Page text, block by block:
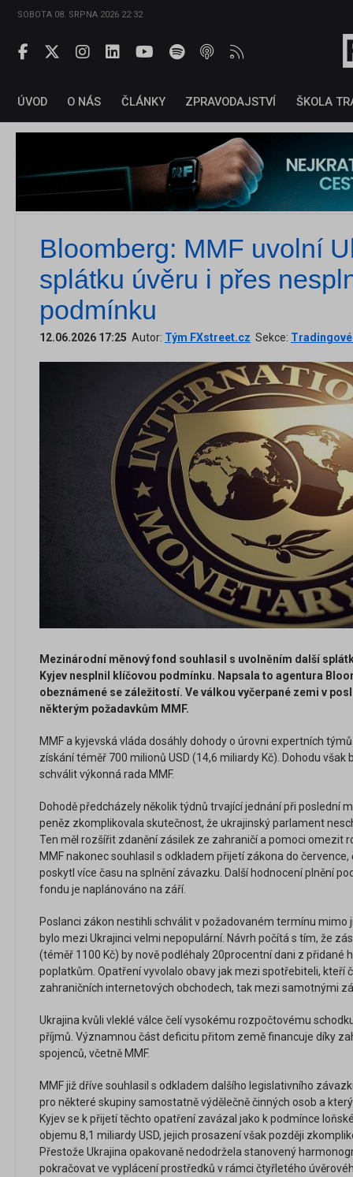
SOBOTA 08. SRPNA 2026 22:32
ÚVOD O NÁS ČLÁNKY ZPRAVODAJSTVÍ ŠKOLA
Bloomberg: MMF uvolní
splátku úvěru i přes
podmínku
12.06.2026 17:25 Autor: Tým FXstreet.cz Sekce: Tradingové
Mezinárodní měnový fond souhlasil s uvolněním další
Kyjev nesplnil klíčovou podmínku. Napsala to agentura
obeznámené se záležitostí. Ve válkou vyčerpané zemi v
některým požadavkům MMF.
MMF a kyjevská vláda dosáhly dohody o úrovni expertních
získání téměř 700 milionů USD (14,6 miliardy Kč). Dohodu
schválit výkonná rada MMF.
Dohodě předcházely několik týdnů trvající jednání při poslední
peněz zkomplikovala skutečnost, že ukrajinský parlament
Ten měl rozšířit zdanění zásilek ze zahraničí a pomoci omezit
MMF nakonec souhlasil s odkladem přijetí zákona do
poskytl více času na splnění závazku. Další hodnocení plnění
fondu je naplánováno na září.
Poslanci zákon nestihli schválit v požadovaném termínu mimo
bylo mezi Ukrajinci velmi nepopulární. Návrh počítá s tím, že
(téměř 1100 Kč) by nově podléhaly 20procentní dani z přidané
poplatkům. Opatření vyvolalo obavy jak mezi spotřebiteli, kteří
zahraničních internetových obchodech, tak mezi samotnými
Ukrajina kvůli vleklé válce čelí vysokému rozpočtovému
příjmů. Významnou část deficitu přitom země financuje díky
spojenců, včetně MMF.
MMF již dříve souhlasil s odkladem dalšího legislativního
pro některé skupiny samostatně výdělečně činných osob a
Kyjev se k přijetí těchto opatření zavázal jako k podmínce
objemu 8,1 miliardy USD, jejich prosazení však později
Přestože Ukrajina opakovaně nedodržela stanovený
pokračovat ve vyplácení prostředků v rámci čtyřletého